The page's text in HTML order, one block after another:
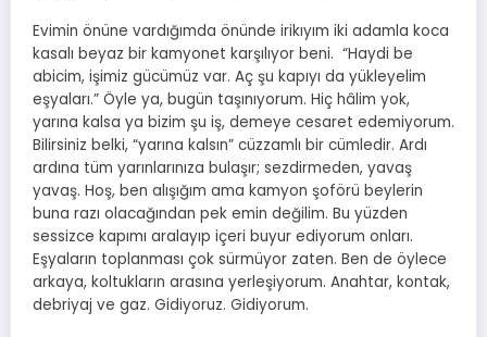
Evimin önüne vardığımda önünde irikıyım iki adamla koca
kasalı beyaz bir kamyonet karşılıyor beni. “Haydi be
abicim, işimiz gücümüz var. Aç şu kapıyı da yükleyelim
eşyaları.” Öyle ya, bugün taşınıyorum. Hiç hâlim yok,
yarına kalsa ya bizim şu iş, demeye cesaret edemiyorum.
Bilirsiniz belki, “yarına kalsın” cüzzamlı bir cümledir. Ardı
ardına tüm yarınlarınıza bulaşır; sezdirmeden, yavaş
yavaş. Hoş, ben alışığım ama kamyon şoförü beylerin
buna razı olacağından pek emin değilim. Bu yüzden
sessizce kapımı aralayıp içeri buyur ediyorum onları.
Eşyaların toplanması çok sürmüyor zaten. Ben de öylece
arkaya, koltukların arasına yerleşiyorum. Anahtar, kontak,
debriyaj ve gaz. Gidiyoruz. Gidiyorum.